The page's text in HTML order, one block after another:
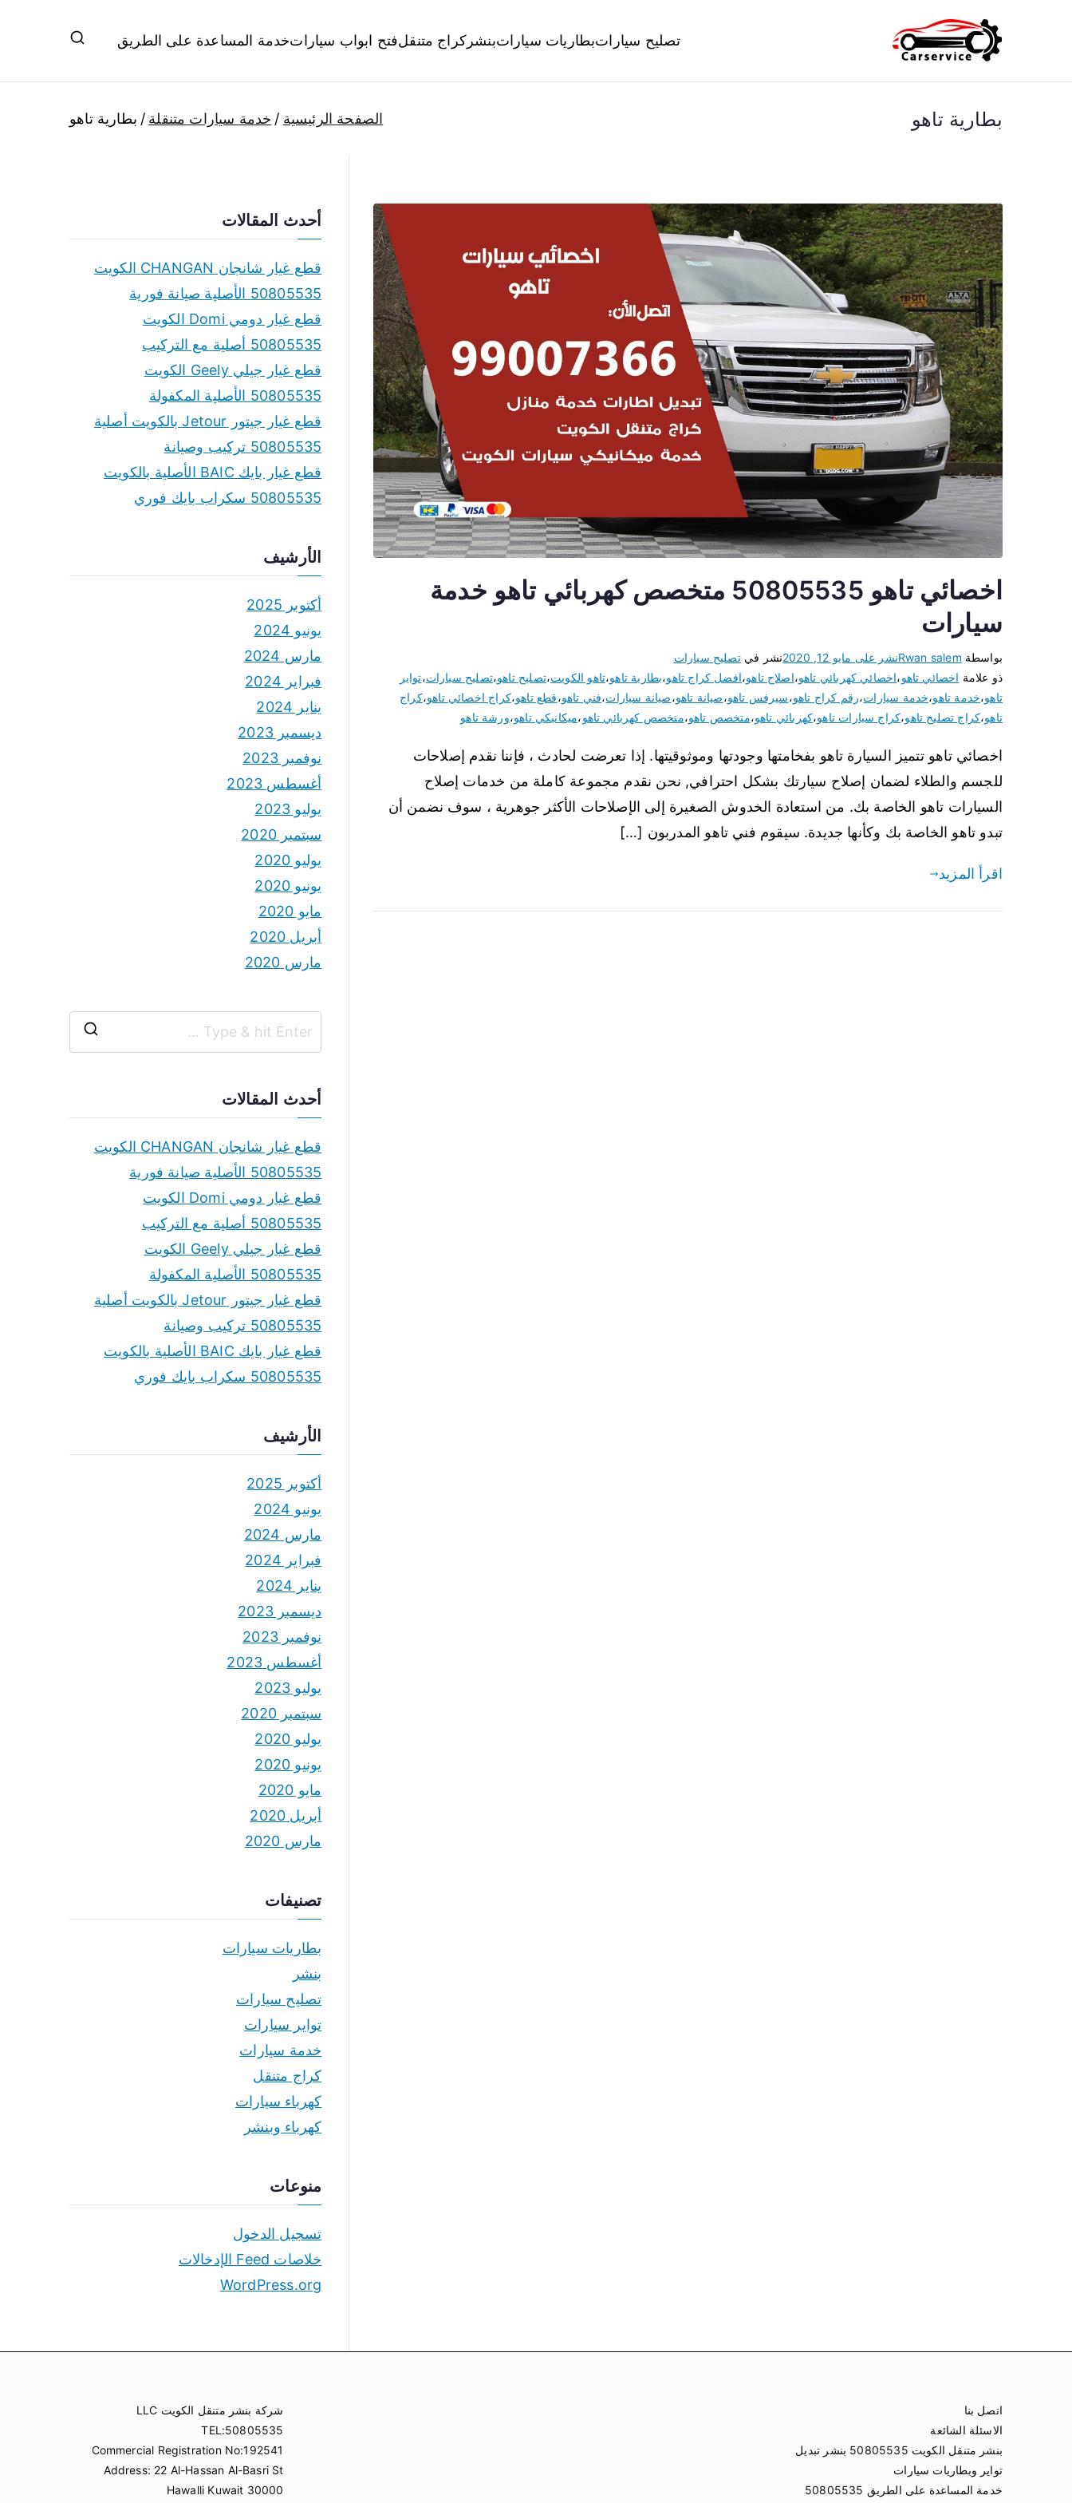
بنشر متنقل الكويت
بنشر متنقل الكويت كهرباء وبنشر تبديل تواير تواير اطارات عجلات تصليح وصيانة سيارات امام المنزل تبديل بطاريات بارخص الاسعار
تصليح سياراتبطاريات سياراتبنشر كراج متنقلفتح ابواب سياراتخدمة المساعدة على الطريق
بطارية تاهو الصفحة الرئيسية خدمة سيارات متنقلة بطارية تاهو
اخصائي تاهو 50805535 متخصص كهربائي تاهو خدمة
سيارات
بواسطة Rwan salemنشر على مايو 12, 2020 نشر فيتصليح سيارات
ذو علامة اخصائي تاهو،اخصائي كهربائي تاهو،اصلاح تاهو،افضل كراج تاهو،بطارية تاهو،تاهو الكويت،تصليح تاهو،تصليح سيارات،تواير
تاهو،خدمة تاهو،خدمة سيارات،رقم كراج تاهو،سيرفس تاهو،صيانة تاهو،صيانة سيارات،فني تاهو،قطع تاهو،كراج اخصائي تاهو،كراج
تاهو،كراج تصليح تاهو،كراج سيارات تاهو،كهربائي تاهو،متخصص تاهو،متخصص كهربائي تاهو،ميكانيكي تاهو،ورشة تاهو
اخصائي تاهو تتميز السيارة تاهو بفخامتها وجودتها وموثوقيتها. إذا تعرضت لحادث ، فإننا نقدم إصلاحات
للجسم والطلاء لضمان إصلاح سيارتك بشكل احترافي, نحن نقدم مجموعة كاملة من خدمات إصلاح
السيارات تاهو الخاصة بك. من استعادة الخدوش الصغيرة إلى الإصلاحات الأكثر جوهرية ، سوف نضمن أن
تبدو تاهو الخاصة بك وكأنها جديدة. سيقوم فني تاهو المدربون […]
اقرأ المزيد
أحدث المقالات
قطع غيار شانجان CHANGAN الكويت
50805535 الأصلية صيانة فورية
قطع غيار دومي Domi الكويت
50805535 أصلية مع التركيب
قطع غيار جيلي Geely الكويت
50805535 الأصلية المكفولة
قطع غيار جيتور Jetour بالكويت أصلية
50805535 تركيب وصيانة
قطع غيار بايك BAIC الأصلية بالكويت
50805535 سكراب بايك فوري
الأرشيف
أكتوبر 2025
يونيو 2024
مارس 2024
فبراير 2024
يناير 2024
ديسمبر 2023
نوفمبر 2023
أغسطس 2023
يوليو 2023
سبتمبر 2020
يوليو 2020
يونيو 2020
مايو 2020
أبريل 2020
مارس 2020
r
أحدث المقالات
قطع غيار شانجان CHANGAN الكويت
50805535 الأصلية صيانة فورية
قطع غيار دومي Domi الكويت
50805535 أصلية مع التركيب
قطع غيار جيلي Geely الكويت
50805535 الأصلية المكفولة
قطع غيار جيتور Jetour بالكويت أصلية
50805535 تركيب وصيانة
قطع غيار بايك BAIC الأصلية بالكويت
50805535 سكراب بايك فوري
الأرشيف
أكتوبر 2025
يونيو 2024
مارس 2024
فبراير 2024
يناير 2024
ديسمبر 2023
نوفمبر 2023
أغسطس 2023
يوليو 2023
سبتمبر 2020
يوليو 2020
يونيو 2020
مايو 2020
أبريل 2020
مارس 2020
تصنيفات
بطاريات سيارات
بنشر
تصليح سيارات
تواير سيارات
خدمة سيارات
كراج متنقل
كهرباء سيارات
كهرباء وبنشر
منوعات
تسجيل الدخول
خلاصات Feed الإدخالات
WordPress.org
اتصل بنا
الاسئلة الشائعة
بنشر متنقل الكويت 50805535 بنشر تبديل
تواير وبطاريات سيارات
خدمة المساعدة على الطريق 50805535
شركة بنشر متنقل الكويت LLC
TEL:50805535
Commercial Registration No:192541
Address: 22 Al-Hassan Al-Basri St
Hawalli Kuwait 30000